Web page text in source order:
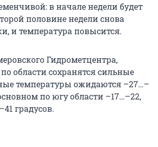
в начале недели будет
половине недели снова
и температура повысится.
Гидрометцентра,
области сохранятся сильные
температуры ожидаются –27…–
по югу области –17…–22,
градусов.